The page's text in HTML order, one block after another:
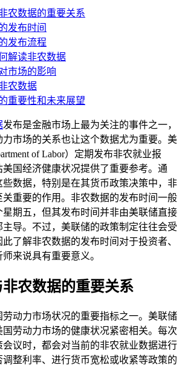
农数据的重要关系
发布时间
发布流程
解读非农数据
市场的影响
农数据
重要性和未来展望
发布是金融市场上最为关注的事件之一，
市场的关系也让这个数据尤为重要。美
of Labor）定期发布非农就业报
国经济健康状况提供了重要参考。通
数据，特别是在其货币政策决策中，非
重要的作用。非农数据的发布时间一般
期五，但其发布时间并非由美联储直接
导。不过，美联储的政策制定往往会受
了解非农数据的发布时间对于投资者、
来说具有重要意义。
农数据的重要关系
动力市场状况的重要指标之一。美联储
劳动力市场的健康状况紧密相关。每次
议时，都会对当前的非农就业数据进行
整利率、进行货币宽松或收紧等政策的